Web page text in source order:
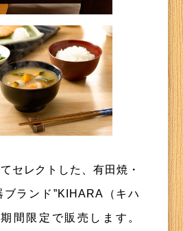
セレクトした、有田焼・
ランド”KIHARA（キハ
間限定で販売します。